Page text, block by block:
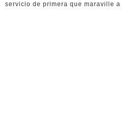
servicio de primera que maraville